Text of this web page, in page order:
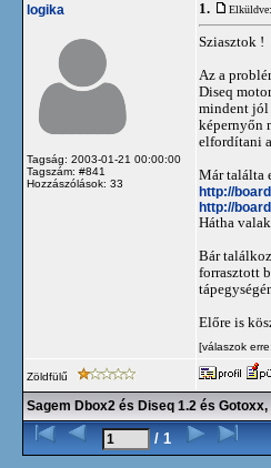
logika
Tagság: 2003-01-21 00:00:00
Tagszám: #841
Hozzászólások: 33
1.
Sziasztok !
Az a
Diseq
mindent jól
képernyőn
elfordítani
Már találta
http://
http://
Hátha
Bár
forrasztott
Előre is
[válaszok erre:
Zöldfülű
Sagem Dbox2 és Diseq 1.2 és
/ 1